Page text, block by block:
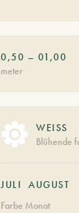
0,50 – 01,00
meter
WEISS
Blühende
JULI
AUGUST
Farbe Monat